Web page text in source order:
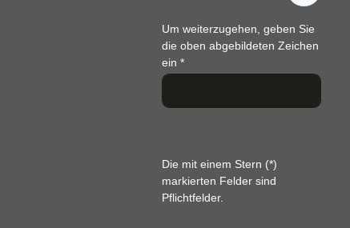
Um weiterzugehen, geben Sie
die oben abgebildeten Zeichen
ein*
Die mit einem Stern (*)
markierten Felder sind
Pflichtfelder.